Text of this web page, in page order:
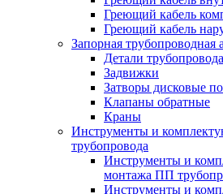
Греющий кабель
Греющий кабель
Запорная трубопроводная
Детали трубопровода
Задвижки
Затворы дисковые
Клапаны обратные
Краны
Инструменты и
трубопровода
Инструменты и
монтажа ПП
Инструменты и